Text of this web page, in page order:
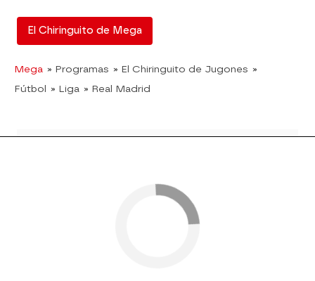
El Chiringuito de Mega
Mega » Programas » El Chiringuito de Jugones »
Fútbol » Liga » Real Madrid